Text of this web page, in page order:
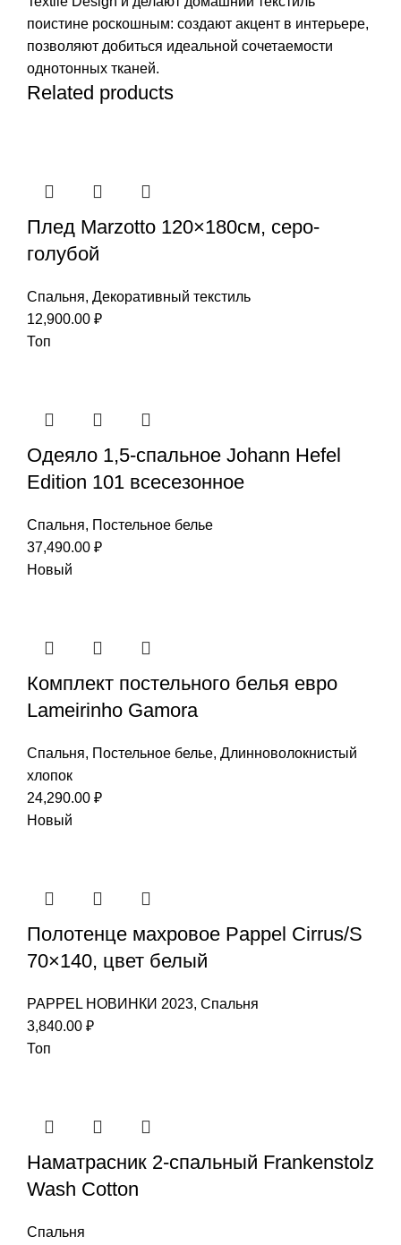
поистине роскошным: создают акцент в интерьере,
позволяют добиться идеальной сочетаемости
однотонных тканей.
Related products
Плед Marzotto 120×180см, серо-
голубой
Спальня, Декоративный текстиль
12,900.00 ₽
Топ
Одеяло 1,5-спальное Johann Hefel
Edition 101 всесезонное
Спальня, Постельное белье
37,490.00 ₽
Новый
Комплект постельного белья евро
Lameirinho Gamora
Спальня, Постельное белье, Длинноволокнистый
хлопок
24,290.00 ₽
Новый
Полотенце махровое Pappel Cirrus/S
70×140, цвет белый
PAPPEL НОВИНКИ 2023, Спальня
3,840.00 ₽
Топ
Наматрасник 2-спальный Frankenstolz
Wash Cotton
Спальня